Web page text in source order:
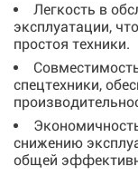
Легкость в
эксплуатации,
простоя техники.
спецтехники,
снижению
общей